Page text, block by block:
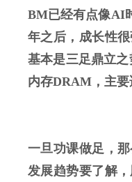
BM已经有点像AI
年之后，成长性
基本是三足鼎立
内存DRAM ，主
一旦功课做足，
发展趋势要了解